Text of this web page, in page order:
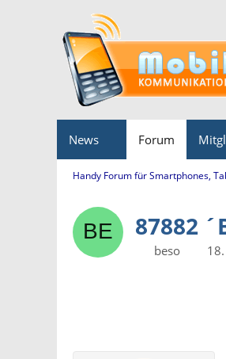
News Forum
Handy Forum für Smartphones,
87882
beso